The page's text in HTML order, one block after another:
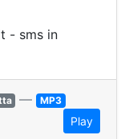
- sms in
— MP3
Play